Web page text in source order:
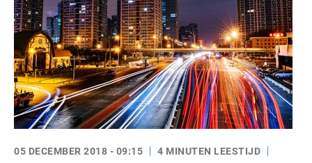
05 DECEMBER 2018 - 09:15
4 MINUTEN LEESTIJD